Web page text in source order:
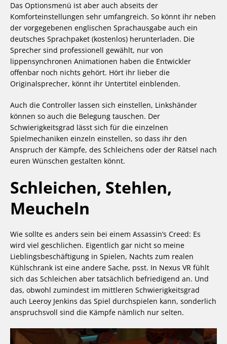
Das Optionsmenü ist aber auch abseits der
Komforteinstellungen sehr umfangreich. So könnt ihr neben
der vorgegebenen englischen Sprachausgabe auch ein
deutsches Sprachpaket (kostenlos) herunterladen. Die
Sprecher sind professionell gewählt, nur von
lippensynchronen Animationen haben die Entwickler
offenbar noch nichts gehört. Hört ihr lieber die
Originalsprecher, könnt ihr Untertitel einblenden.
Auch die Controller lassen sich einstellen, Linkshänder
können so auch die Belegung tauschen. Der
Schwierigkeitsgrad lässt sich für die einzelnen
Spielmechaniken einzeln einstellen, so dass ihr den
Anspruch der Kämpfe, des Schleichens oder der Rätsel nach
euren Wünschen gestalten könnt.
Schleichen, Stehlen,
Meucheln
Wie sollte es anders sein bei einem Assassin’s Creed: Es
wird viel geschlichen. Eigentlich gar nicht so meine
Lieblingsbeschäftigung in Spielen, Nachts zum realen
Kühlschrank ist eine andere Sache, psst. In Nexus VR fühlt
sich das Schleichen aber tatsächlich befriedigend an. Und
das, obwohl zumindest im mittleren Schwierigkeitsgrad
auch Leeroy Jenkins das Spiel durchspielen kann, sonderlich
anspruchsvoll sind die Kämpfe nämlich nur selten.